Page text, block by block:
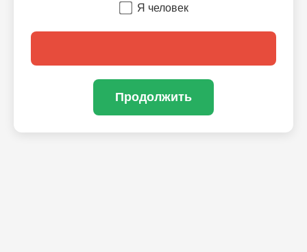
Я человек
Продолжить